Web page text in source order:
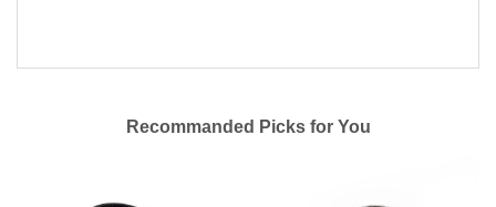
Recommanded Picks for You